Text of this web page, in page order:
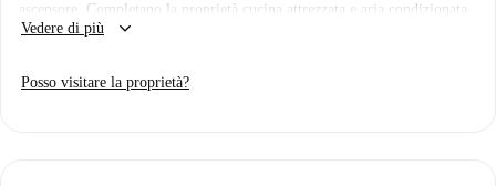
ascensore. Completano la proprietà cucina attrezzata e aria condizionata.
Vedere di più
keyboard_arrow_down
Posso visitare la proprietà?